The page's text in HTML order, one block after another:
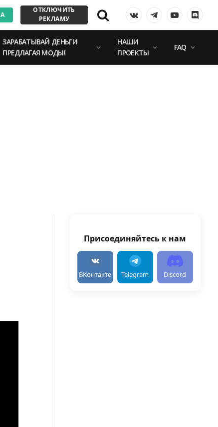
ОТКЛЮЧИТЬ
РЕКЛАМУ
VKontakteTelegramYouTube
ЗАРАБАТЫВАЙ ДЕНЬГИ
ПРЕДЛАГАЯ МОДЫ!
НАШИ
ПРОЕКТЫ
FAQ
Присоединяйтесь к нам
ВКонтакте Telegram Discord